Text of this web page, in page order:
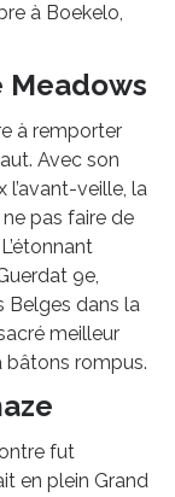
à Boekelo,
Meadows
à remporter
Avec son
veille, la
pas faire de
9e,
Belges dans la
meilleur
bâtons rompus.
fut
en plein Grand